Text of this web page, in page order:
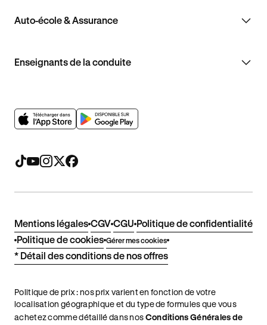
Auto-école & Assurance
Enseignants de la conduite
Mentions légales CGV CGU Politique de confidentialité
Politique de cookies Gérer mes cookies
* Détail des conditions de nos offres
Politique de prix : nos prix varient en fonction de votre
localisation géographique et du type de formules que vous
achetez comme détaillé dans nosConditions Générales de